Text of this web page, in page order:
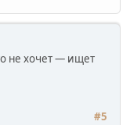
не хочет — ищет
#5